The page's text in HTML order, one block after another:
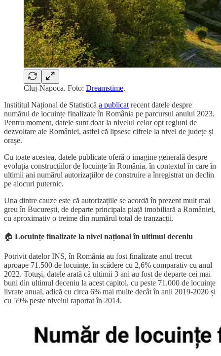
Cluj-Napoca. Foto: Dreamstime.
Instititul Național de Statistică a publicat recent datele despre
numărul de locuințe finalizate în România pe parcursul anului 2023.
Pentru moment, datele sunt doar la nivelul celor opt regiuni de
dezvoltare ale României, astfel că lipsesc cifrele la nivel de județe și
orașe.
Cu toate acestea, datele publicate oferă o imagine generală despre
evoluția construcțiilor de locuințe în România, în contextul în care în
ultimii ani numărul autorizațiilor de construire a înregistrat un declin
pe alocuri puternic.
Una dintre cauze este că autorizațiile se acordă în prezent mult mai
greu în București, de departe principala piață imobiliară a României,
cu aproximativ o treime din numărul total de tranzacții.
🏠 Locuințe finalizate la nivel național în ultimul deceniu
Potrivit datelor INS, în România au fost finalizate anul trecut
aproape 71.500 de locuințe, în scădere cu 2,6% comparativ cu anul
2022. Totuși, datele arată că ultimii 3 ani au fost de departe cei mai
buni din ultimul deceniu la acest capitol, cu peste 71.000 de locuințe
livrate anual, adică cu circa 6% mai multe decât în anii 2019-2020 și
cu 59% peste nivelul raportat în 2014.